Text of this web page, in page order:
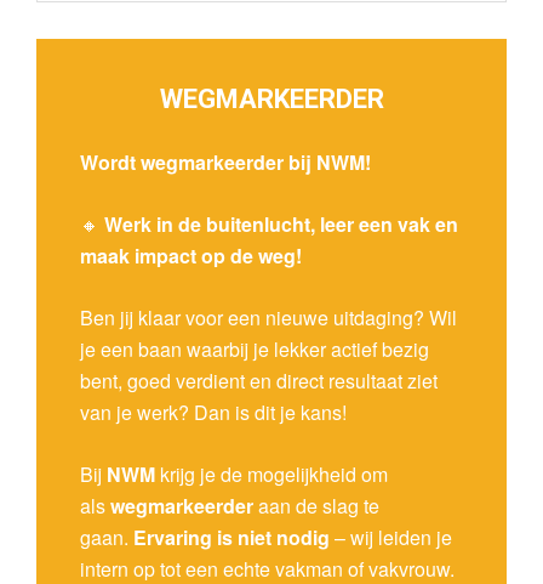
WEGMARKEERDER
Wordt wegmarkeerder bij NWM!
🔸 Werk in de buitenlucht, leer een vak en
maak impact op de weg!
Ben jij klaar voor een nieuwe uitdaging? Wil
je een baan waarbij je lekker actief bezig
bent, goed verdient en direct resultaat ziet
van je werk? Dan is dit je kans!
Bij NWM krijg je de mogelijkheid om
alswegmarkeerderaan de slag te
gaan. Ervaring is niet nodig – wij leiden je
intern op tot een echte vakman of vakvrouw.